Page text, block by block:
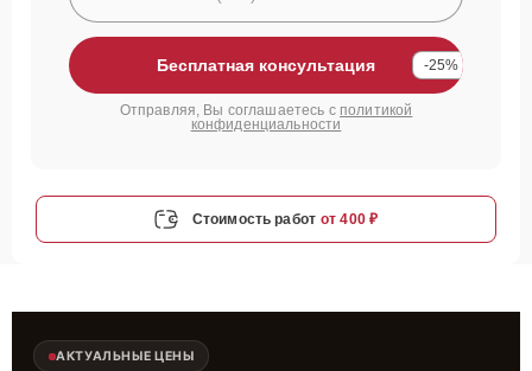
Бесплатная консультация -25%
Отправляя, Вы соглашаетесь с политикой
конфиденциальности
Стоимость работ от 400 ₽
АКТУАЛЬНЫЕ ЦЕНЫ